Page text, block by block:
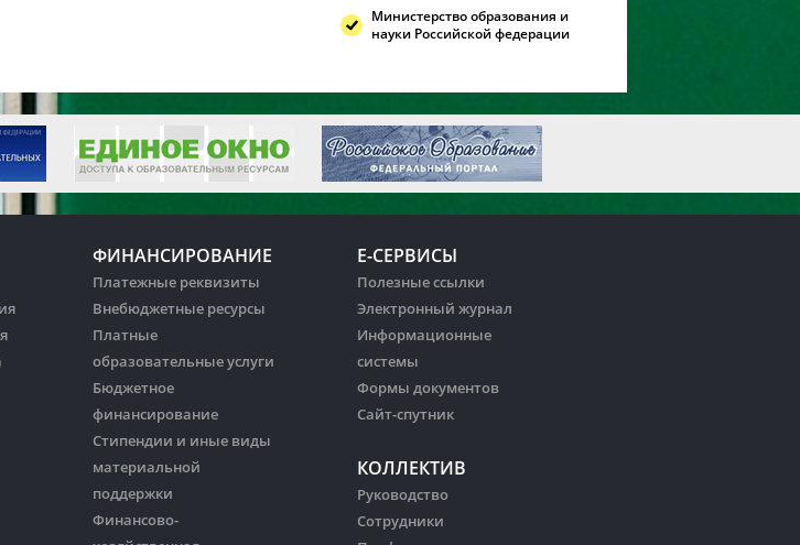
Министерство образования и
науки Российской федерации
ФИНАНСИРОВАНИЕ
Платежные реквизиты
Внебюджетные ресурсы
Платные
образовательные услуги
Бюджетное
финансирование
Стипендии и иные виды
материальной
поддержки
Финансово-
Е-СЕРВИСЫ
Полезные ссылки
Электронный журнал
Информационные
системы
Формы документов
Сайт-спутник
КОЛЛЕКТИВ
Руководство
Сотрудники